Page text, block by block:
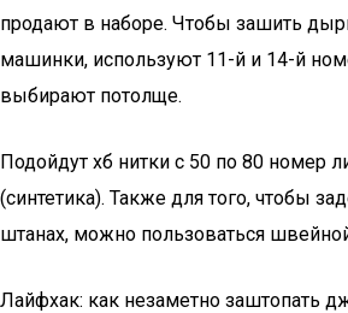
продают в наборе. Чтобы зашить
машинки, используют 11-й и 14-й
выбирают потолще.
Подойдут хб нитки с 50 по 80 номер
(синтетика). Также для того, чтобы
штанах, можно пользоваться
Лайфхак: как незаметно заштопать